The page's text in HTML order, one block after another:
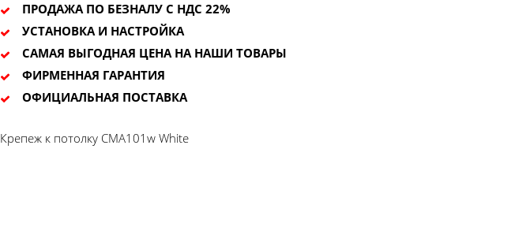
ПРОДАЖА ПО БЕЗНАЛУ С НДС 22%
УСТАНОВКА И НАСТРОЙКА
САМАЯ ВЫГОДНАЯ ЦЕНА НА НАШИ ТОВАРЫ
ФИРМЕННАЯ ГАРАНТИЯ
ОФИЦИАЛЬНАЯ ПОСТАВКА
Крепеж к потолку CMA101w White